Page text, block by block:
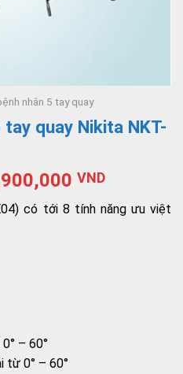
nhân 5 tay quay
quay Nikita NKT-
VND
có tới 8 tính năng ưu việt
– 60°
từ 0° – 60°